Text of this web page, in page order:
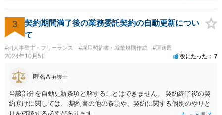
さんが「ABCウェブサービス」の屋号で事業を運営する際には、「当
社」の代わりに「ABCウェブサービス」とか「ABCWS」を使う等で
す。
3
契約期間満了後の業務委託契約の自動更新につい
て
#個人事業主・フリーランス #雇用契約書・就業規則作成 #運送業
2024年10月5日 役にたった 7
匿名A 弁護士
当該部分を自動更新条項と解することはできません。 契約終了後の契
約寒けに関しては、 契約書の他の条項や、契約に関する個別のやりと
りを確認する必要があります。